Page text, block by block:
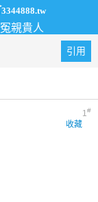
3344888.tw
親貴人
引用
1#
收藏